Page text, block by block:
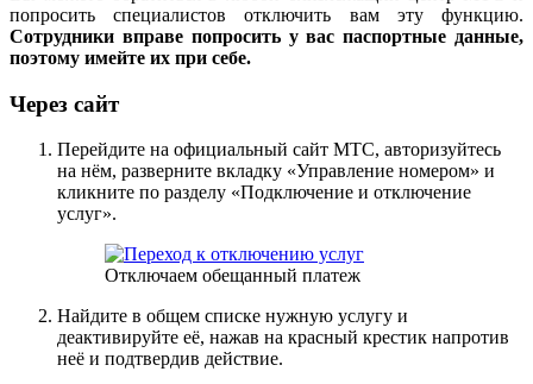
попросить специалистов отключить вам эту функцию.
Сотрудники вправе попросить у вас паспортные данные,
поэтому имейте их при себе.
Через сайт
Перейдите на официальный сайт МТС, авторизуйтесь
на нём, разверните вкладку «Управление номером» и
кликните по разделу «Подключение и отключение
услуг».
Отключаем обещанный платеж
Найдите в общем списке нужную услугу и
деактивируйте её, нажав на красный крестик напротив
неё и подтвердив действие.